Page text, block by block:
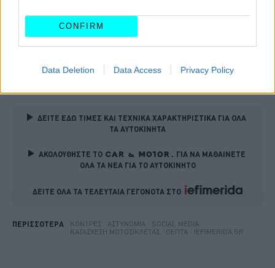
CONFIRM
Data Deletion Data Access Privacy Policy
Με αυτό το κόλπο «ανοίγουν» αυτοκίνητα
χρησιμοποιούν οι κλέφτες
ΔΕΙΤΕ ΕΔΩ ΤΙΜΕΣ ΚΑΙ ΤΕΧΝΙΚΑ ΧΑΡΑΚΤΗΡΙΣΤΙΚΑ ΓΙΑ ΟΛΑ
ΤΑ ΑΥΤΟΚΙΝΗΤΑ
ΑΚΟΛΟΥΘΗΣΤΕ ΤΟ
ΓΙΑ ΝΑ ΜΑΘΑΙΝΕΤΕ
ΟΛΑ ΤΑ ΝΕΑ ΓΙΑ ΤΟ ΑΥΤΟΚΙΝΗΤΟ
ΔΕΙΤΕ ΟΛΑ ΤΑ ΤΕΛΕΥΤΑΙΑ ΓΕΓΟΝΟΤΑ ΣΤΟ
ΠΕΡΙΣΣΟΤΕΡΑ ΚΌΝΤΡΕΣ ΑΣΤΥΝΟΜΊΑ
SOCIAL MEDIA
ΚΑΤΆΣΧΕΣΗ ΜΟΤΟΣΙΚΛΈΤΑΣ
ΟΕΠΤΑ IEFIMERIDA.GR